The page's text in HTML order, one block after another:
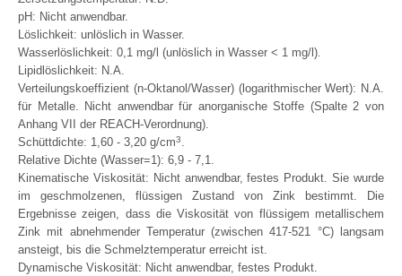
pH: Nicht anwendbar.
Löslichkeit: unlöslich in Wasser.
Wasserlöslichkeit: 0,1 mg/l (unlöslich in Wasser < 1 mg/l).
Lipidlöslichkeit: N.A.
Verteilungskoeffizient (n-Oktanol/Wasser) (logarithmischer Wert): N.A.
für Metalle. Nicht anwendbar für anorganische Stoffe (Spalte 2 von
Anhang VII der REACH-Verordnung).
Schüttdichte: 1,60 - 3,20 g/cm3.
Relative Dichte (Wasser=1): 6,9 - 7,1.
Kinematische Viskosität: Nicht anwendbar, festes Produkt. Sie wurde
im geschmolzenen, flüssigen Zustand von Zink bestimmt. Die
Ergebnisse zeigen, dass die Viskosität von flüssigem metallischem
Zink mit abnehmender Temperatur (zwischen 417-521 °C) langsam
ansteigt, bis die Schmelztemperatur erreicht ist.
Dynamische Viskosität: Nicht anwendbar, festes Produkt.